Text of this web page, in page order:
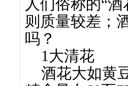
人们俗称的“
则质量较差；
吗？
1大清花
酒花大如黄